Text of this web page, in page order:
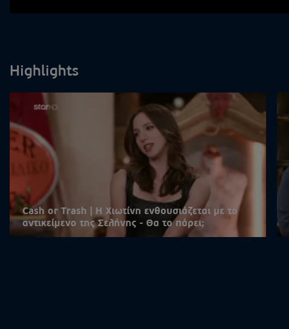
Highlights
Cash or Trash | Η Χιωτίνη ενθουσιάζεται με το
αντικείμενο της Σελήνης - Θα το πάρει;